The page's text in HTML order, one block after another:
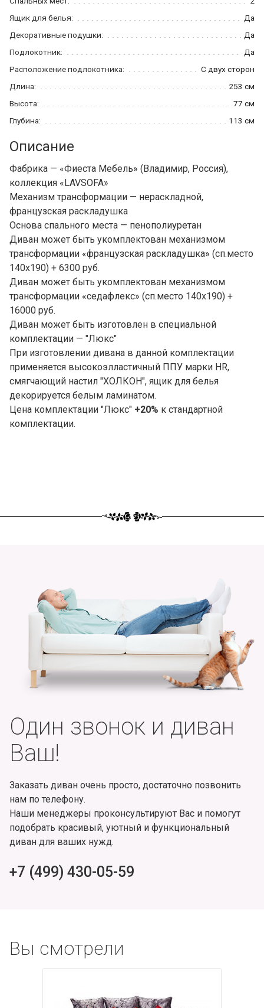
Ящик для белья:
Да
Декоративные подушки:
Да
Подлокотник:
Да
Расположение подлокотника:
С двух сторон
Длина:
253 см
Высота:
77 см
Глубина:
113 см
Описание
Фабрика — «Фиеста Мебель» (Владимир, Россия),
коллекция «LAVSOFA»
Механизм трансформации — нераскладной,
французская раскладушка
Основа спального места — пенополиуретан
Диван может быть укомплектован механизмом
трансформации «французская раскладушка» (сп.место
140х190) + 6300 руб.
Диван может быть укомплектован механизмом
трансформации «седафлекс» (сп.место 140х190) +
16000 руб.
Диван может быть изготовлен в специальной
комплектации — "Люкс"
При изготовлении дивана в данной комплектации
применяется высокоэлластичный ППУ марки HR,
смягчающий настил "ХОЛКОН", ящик для белья
декорируется белым ламинатом.
Цена комплектации "Люкс" +20% к стандартной
комплектации.
Один звонок и диван
Ваш!
Заказать диван очень просто, достаточно позвонить
нам по телефону.
Наши менеджеры проконсультируют Вас и помогут
подобрать красивый, уютный и функциональный
диван для ваших нужд.
+7 (499) 430-05-59
Вы смотрели